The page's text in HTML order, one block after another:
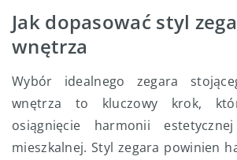
Jak dopasować styl
wnętrza
Wybór idealnego zegara
wnętrza to kluczowy krok,
osiągnięcie harmonii
mieszkalnej. Styl zegara powinien